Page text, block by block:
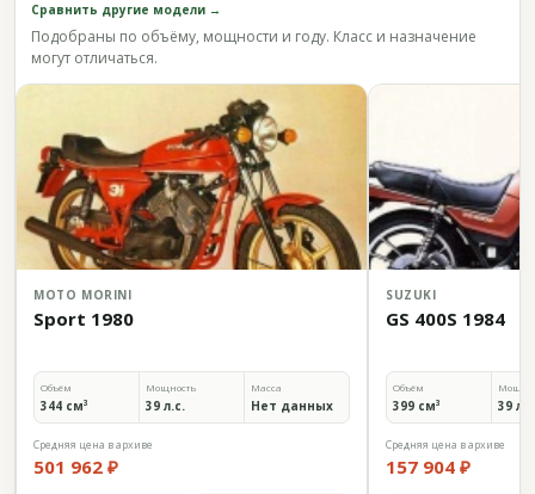
Сравнить другие модели →
Подобраны по объёму, мощности и году. Класс и назначение
могут отличаться.
MOTO MORINI
Sport 1980
Объём
344 см³
Мощность
39 л.с.
Масса
Нет данных
Средняя цена в архиве
501 962 ₽
SUZUKI
GS 400S 1984
Объём
399 см³ 39
Средняя цена в архиве
157 904 ₽